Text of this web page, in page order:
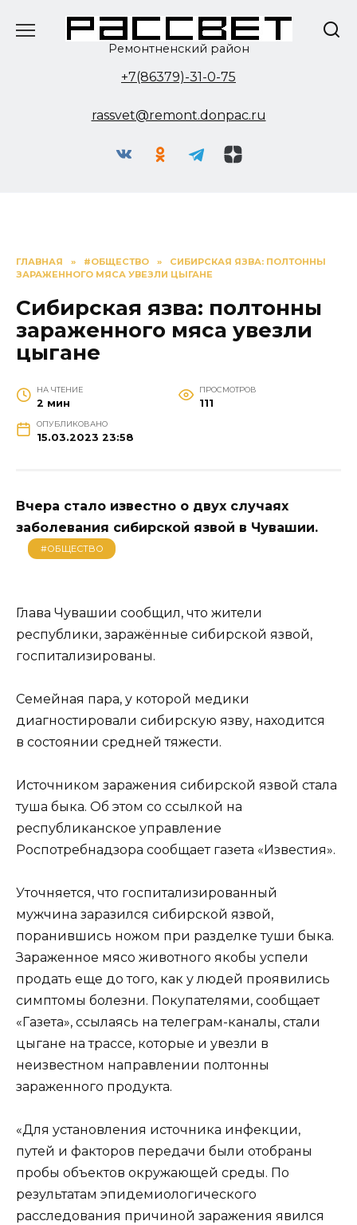
Ремонтненский район
+7(86379)-31-0-75
rassvet@remont.donpac.ru
ГЛАВНАЯ » #ОБЩЕСТВО »
СИБИРСКАЯ ЯЗВА: ПОЛТОННЫ
ЗАРАЖЕННОГО МЯСА УВЕЗЛИ ЦЫГАНЕ
Сибирская язва: полтонны
зараженного мяса увезли
цыгане
НА ЧТЕНИЕ
2 мин
ПРОСМОТРОВ
111
ОПУБЛИКОВАНО
15.03.2023 23:58
Вчера стало известно о двух случаях
заболевания сибирской язвой в Чувашии.
#ОБЩЕСТВО
Глава Чувашии сообщил, что жители
республики, заражённые сибирской язвой,
госпитализированы.
Семейная пара, у которой медики
диагностировали сибирскую язву, находится
в состоянии средней тяжести.
Источником заражения сибирской язвой стала
туша быка. Об этом со ссылкой на
республиканское управление
Роспотребнадзора сообщает газета «Известия».
Уточняется, что госпитализированный
мужчина заразился сибирской язвой,
поранившись ножом при разделке туши быка.
Зараженное мясо животного якобы успели
продать еще до того, как у людей проявились
симптомы болезни. Покупателями, сообщает
«Газета», ссылаясь на телеграм-каналы, стали
цыгане на трассе, которые и увезли в
неизвестном направлении полтонны
зараженного продукта.
«Для установления источника инфекции,
путей и факторов передачи были отобраны
пробы объектов окружающей среды. По
результатам эпидемиологического
расследования причиной заражения явился